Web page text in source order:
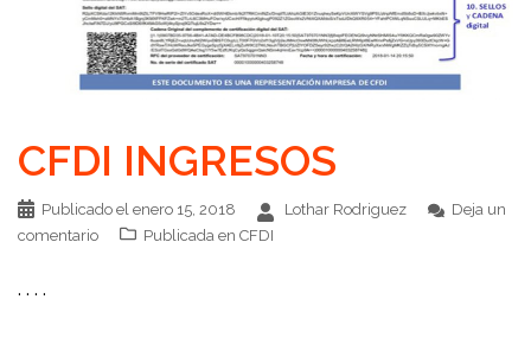
CFDI INGRESOS
Publicado el enero 15, 2018 Lothar Rodriguez
Deja un
comentario
Publicada en CFDI
. . . .